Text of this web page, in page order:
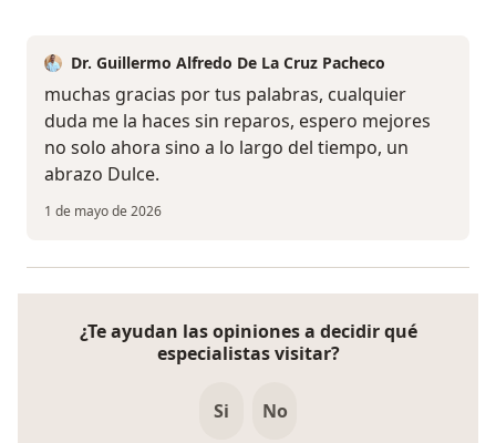
Dr. Guillermo Alfredo De La Cruz Pacheco
muchas gracias por tus palabras, cualquier
duda me la haces sin reparos, espero mejores
no solo ahora sino a lo largo del tiempo, un
abrazo Dulce.
1 de mayo de 2026
¿Te ayudan las opiniones a decidir qué
especialistas visitar?
Si No